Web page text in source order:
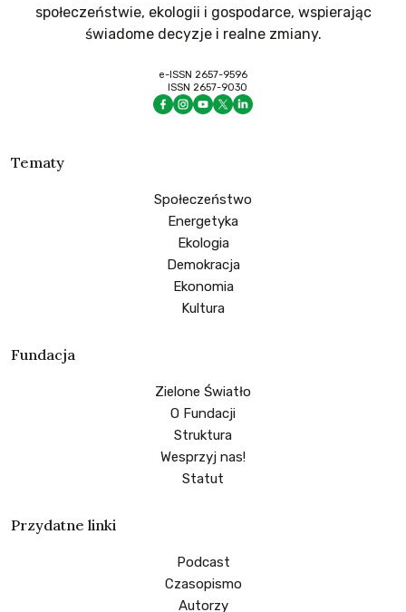
społeczeństwie, ekologii i gospodarce, wspierając
świadome decyzje i realne zmiany.
e-ISSN 2657-9596
ISSN 2657-9030
Tematy
Społeczeństwo
Energetyka
Ekologia
Demokracja
Ekonomia
Kultura
Fundacja
Zielone Światło
O Fundacji
Struktura
Wesprzyj nas!
Statut
Przydatne linki
Podcast
Czasopismo
Autorzy